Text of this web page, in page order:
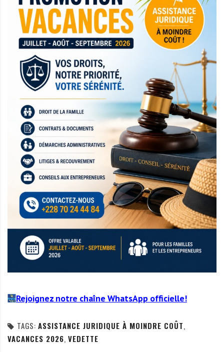
Rejoignez notre chaîne WhatsApp officielle!
TAGS: ASSISTANCE JURIDIQUE À MOINDRE COÛT,
VACANCES 2026, VEDETTE